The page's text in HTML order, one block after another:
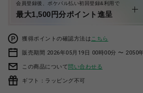
会員登録後、ポケパル払い初回登録&利用で
最大1,500円分ポイント進呈
獲得ポイントの確認方法は こちら
販売期間 2026年05月19日 00時00分 〜 2050
この商品について問い合わせる
ギフト：ラッピング不可